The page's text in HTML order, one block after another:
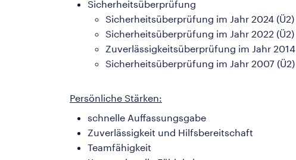
Sicherheitsüberprüfung
Sicherheitsüberprüfung im Jahr 2024 (Ü2)
Sicherheitsüberprüfung im Jahr 2022 (Ü2)
Zuverlässigkeitsüberprüfung im Jahr 2014
Sicherheitsüberprüfung im Jahr 2007 (Ü2)
Persönliche Stärken:
schnelle Auffassungsgabe
Zuverlässigkeit und Hilfsbereitschaft
Teamfähigkeit